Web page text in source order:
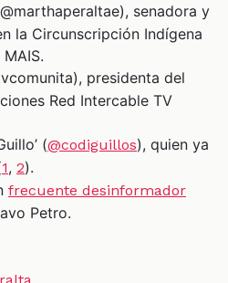
senadora y
la Circunscripción Indígena
presidenta del
Red Intercable TV
(@codiguillos), quien ya
1, 2).
frecuente desinformador
Petro.
.